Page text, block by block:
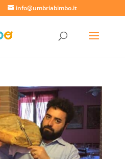
info@umbriabimbo.it